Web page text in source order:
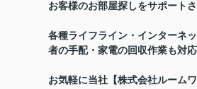
お客様のお部屋探しをサポート
各種ライフライン・インターネ
者の手配・家電の回収作業も対応
お気軽に当社【株式会社ルーム